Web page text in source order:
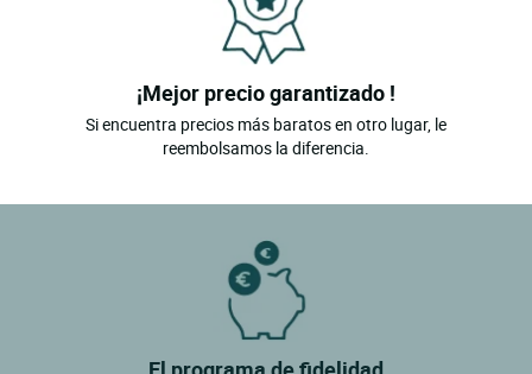
¡Mejor precio garantizado !
Si encuentra precios más baratos en otro lugar, le
reembolsamos la diferencia.